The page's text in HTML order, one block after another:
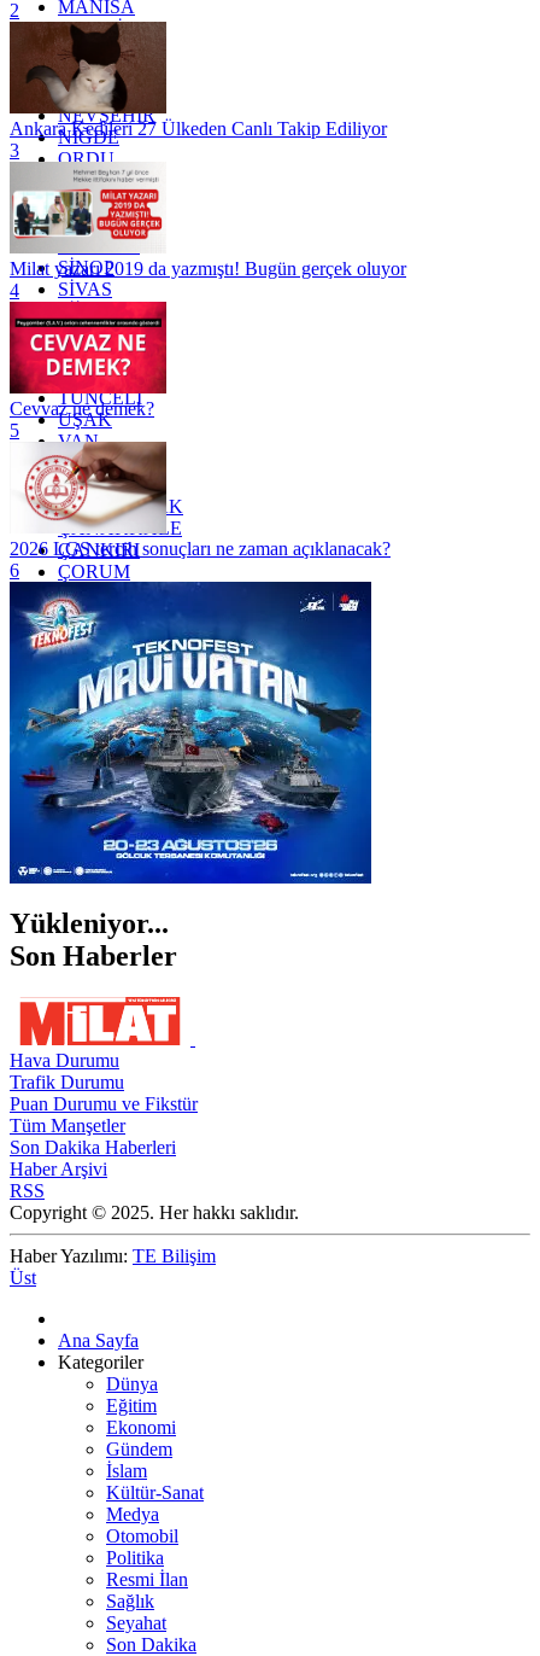
MANİSA
MARDİN
MERSİN
MUĞLA
MUŞ
NEVŞEHİR
NİĞDE
ORDU
OSMANİYE
RİZE
SAKARYA
SAMSUN
SİNOP
SİVAS
TEKİRDAĞ
TOKAT
TRABZON
TUNCELİ
UŞAK
VAN
YALOVA
YOZGAT
ZONGULDAK
ÇANAKKALE
ÇANKIRI
ÇORUM
İSTANBUL
İZMİR
ŞANLIURFA
ŞIRNAK
2
Ankara Kedileri 27 Ülkeden Canlı Takip Ediliyor
3
Milat yazarı 2019 da yazmıştı! Bugün gerçek oluyor
4
Cevvaz ne demek?
5
2026 LGS tercih sonuçları ne zaman açıklanacak?
6
Yükleniyor...
Son Haberler
Hava Durumu
Trafik Durumu
Puan Durumu ve Fikstür
Tüm Manşetler
Son Dakika Haberleri
Haber Arşivi
RSS
Copyright © 2025. Her hakkı saklıdır.
Haber Yazılımı: TE Bilişim
Üst
Ana Sayfa
Kategoriler
Dünya
Eğitim
Ekonomi
Gündem
İslam
Kültür-Sanat
Medya
Otomobil
Politika
Resmi İlan
Sağlık
Seyahat
Son Dakika